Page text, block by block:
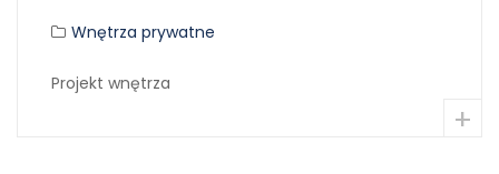
Wnętrza prywatne
Projekt wnętrza
+